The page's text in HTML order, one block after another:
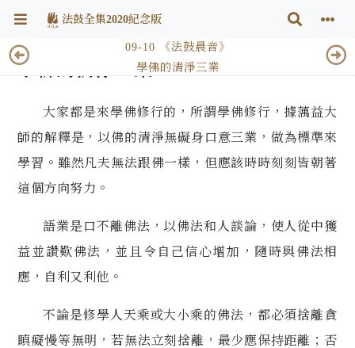
法鼓全集2020紀念版
09-10 《法鼓晨音》
學佛的清淨三業
學佛的清淨三業
大家都是來學佛修行的，所謂學佛修行，據蕅益大
師的解釋是，以佛的清淨無礙身口意三業，做為標準來
學習。雖然凡夫無法跟佛一樣，但應該時時刻刻皆朝著
這個方向努力。
語業是口不離佛法，以佛法和人談論，使人從中獲
益並讚歎佛法，並且令自己信心增加，隨時與佛法相
應，自利又利他。
不論是修學人天乘或大小乘的佛法，都必須捨離貪
瞋癡慢等無明，若無法立刻捨離，最少應保持距離；否